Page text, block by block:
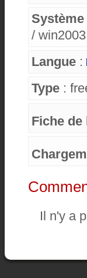
Système
/ win2003
Langue :
Type :
Fiche
Il n'y a